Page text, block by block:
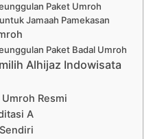
Paket Umroh
Jamaah Pamekasan
Paket Badal Umroh
Alhijaz Indowisata
Resmi
A